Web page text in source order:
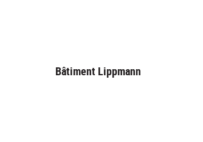
Bâtiment Lippmann